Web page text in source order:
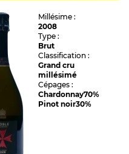
Millésime :
2008
Type :
Brut
Classification :
Grand cru
millésimé
Cépages :
Chardonnay70%
Pinot noir30%